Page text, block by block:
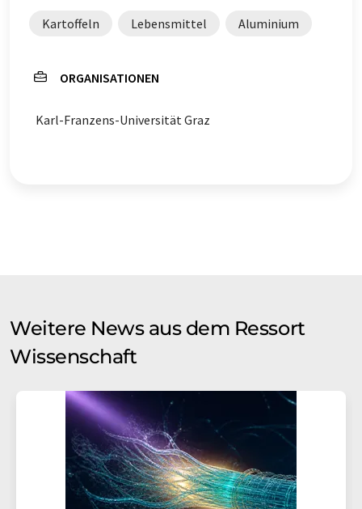
Kartoffeln Lebensmittel Aluminium
ORGANISATIONEN
Karl-Franzens-Universität Graz
Weitere News aus dem Ressort
Wissenschaft